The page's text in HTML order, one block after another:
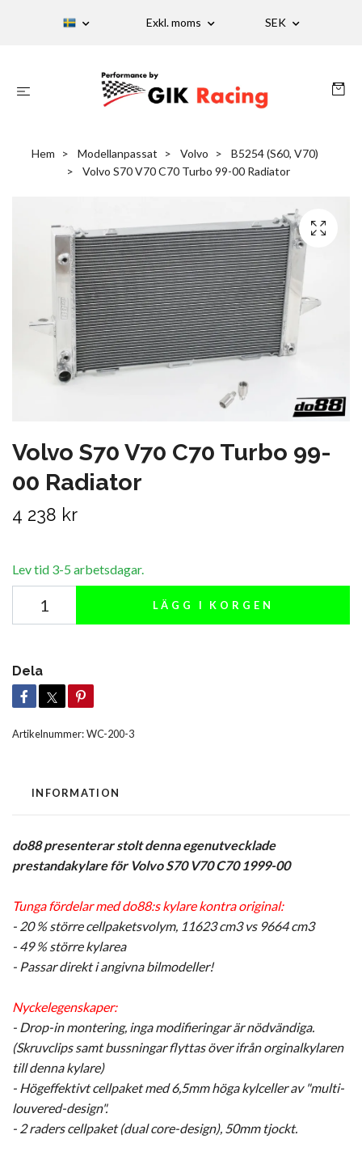
Exkl. moms SEK
Hem Modellanpassat Volvo
B5254 (S60, V70)
Volvo S70 V70 C70 Turbo 99-00 Radiator
Volvo S70 V70 C70 Turbo 99-
00 Radiator
4 238 kr
Lev tid 3-5 arbetsdagar.
LÄGG I KORGEN
Dela
Artikelnummer:WC-200-3
INFORMATION
do88 presenterar stolt denna egenutvecklade
prestandakylare för Volvo S70 V70 C70 1999-00
Tunga fördelar med do88:s kylare kontra original:
- 20 % större cellpaketsvolym, 11623 cm3 vs 9664 cm3
- 49 % större kylarea
- Passar direkt i angivna bilmodeller!
Nyckelegenskaper:
- Drop-in montering, inga modifieringar är nödvändiga.
(Skruvclips samt bussningar flyttas över ifrån orginalkylaren
till denna kylare)
- Högeffektivt cellpaket med 6,5mm höga kylceller av "multi-
louvered-design".
- 2 raders cellpaket (dual core-design), 50mm tjockt.